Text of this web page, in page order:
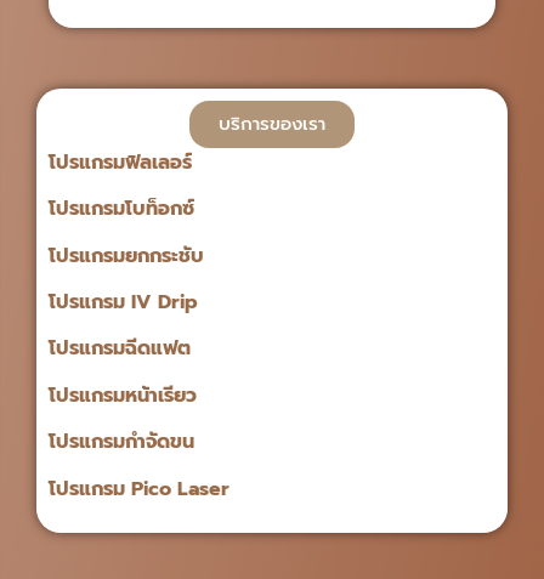
บริการของเรา
โปรแกรมฟิลเลอร์
โปรแกรมโบท็อกซ์
โปรแกรมยกกระชับ
โปรแกรม IV Drip
โปรแกรมฉีดแฟต
โปรแกรมหน้าเรียว
โปรแกรมกำจัดขน
โปรแกรม Pico Laser